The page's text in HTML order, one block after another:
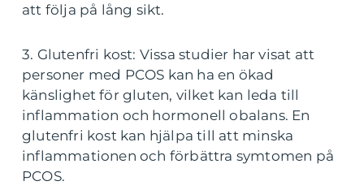
att följa på lång sikt.
3. Glutenfri kost: Vissa studier har visat att
personer med PCOS kan ha en ökad
känslighet för gluten, vilket kan leda till
inflammation och hormonell obalans. En
glutenfri kost kan hjälpa till att minska
inflammationen och förbättra symtomen på
PCOS.